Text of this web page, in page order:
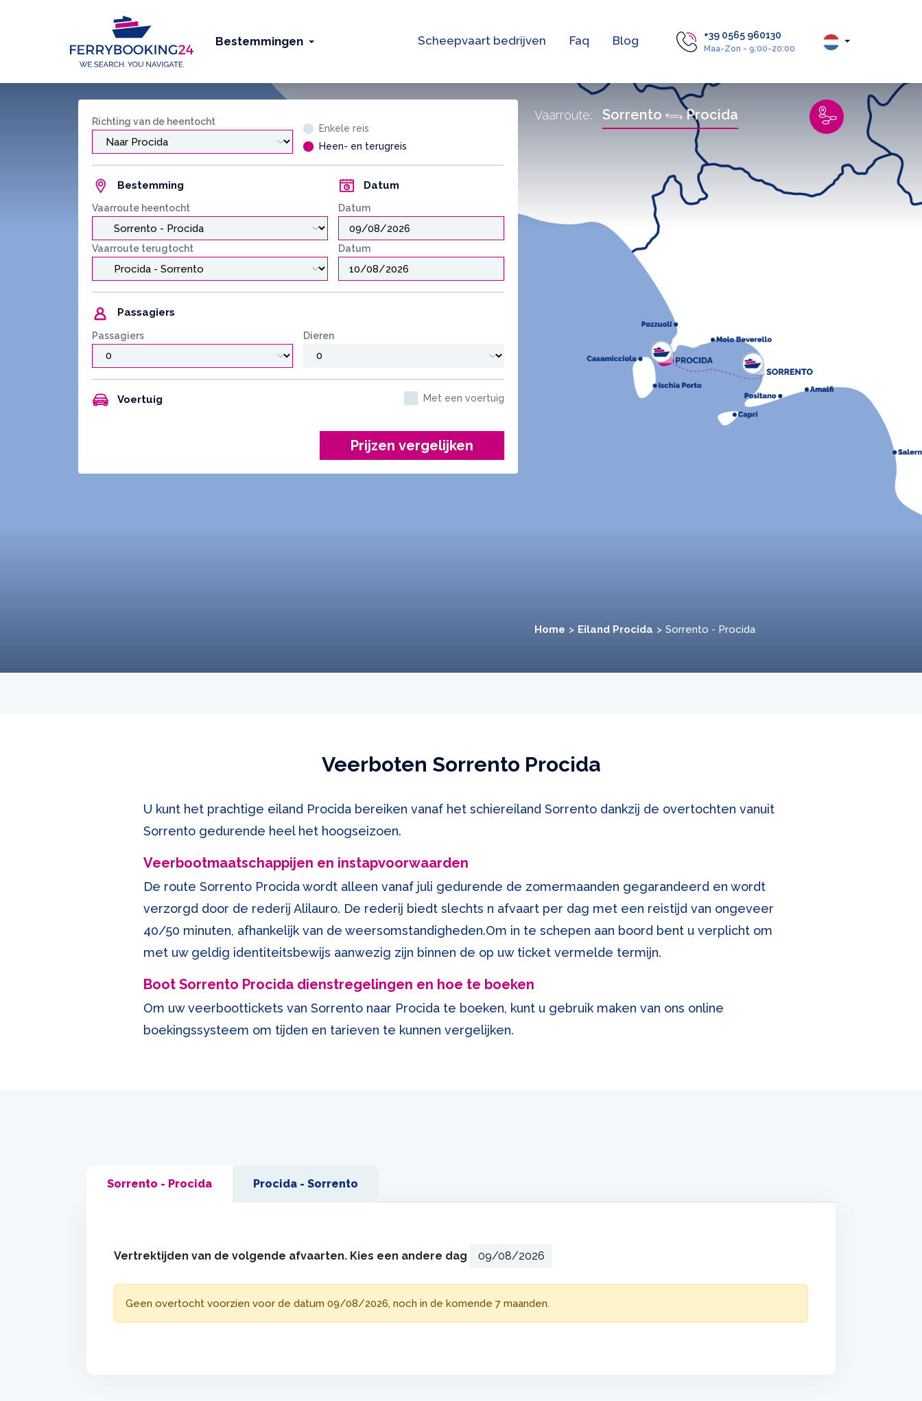
Bestemmingen Scheepvaart bedrijven Faq Blog +39 0565 960130
Maa-Zon - 9:00-20:00
Richting van de heentocht
Enkele reis
Heen- en terugreis
Bestemming
Vaarroute heentocht
Datum
Datum
Vaarroute terugtocht Datum
Passagiers
Passagiers Dieren
Voertuig Met een voertuig
Prijzen vergelijken
Vaarroute: Sorrento Procida
Home Eiland Procida Sorrento - Procida
Veerboten Sorrento Procida
U kunt het prachtige eiland Procida bereiken vanaf het schiereiland Sorrento dankzij de overtochten vanuit
Sorrento gedurende heel het hoogseizoen.
Veerbootmaatschappijen en instapvoorwaarden
De route Sorrento Procida wordt alleen vanaf juli gedurende de zomermaanden gegarandeerd en wordt
verzorgd door de rederij Alilauro. De rederij biedt slechts n afvaart per dag met een reistijd van ongeveer
40/50 minuten, afhankelijk van de weersomstandigheden.Om in te schepen aan boord bent u verplicht om
met uw geldig identiteitsbewijs aanwezig zijn binnen de op uw ticket vermelde termijn.
Boot Sorrento Procida dienstregelingen en hoe te boeken
Om uw veerboottickets van Sorrento naar Procida te boeken, kunt u gebruik maken van ons online
boekingssysteem om tijden en tarieven te kunnen vergelijken.
Sorrento - Procida Procida - Sorrento
Vertrektijden van de volgende afvaarten. Kies een andere dag
Geen overtocht voorzien voor de datum 09/08/2026, noch in de komende 7 maanden.